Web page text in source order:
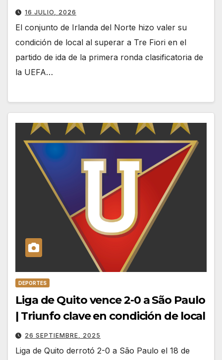
16 JULIO, 2026
El conjunto de Irlanda del Norte hizo valer su
condición de local al superar a Tre Fiori en el
partido de ida de la primera ronda clasificatoria de
la UEFA…
DEPORTES
Liga de Quito vence 2-0 a São Paulo
| Triunfo clave en condición de local
26 SEPTIEMBRE, 2025
Liga de Quito derrotó 2-0 a São Paulo el 18 de